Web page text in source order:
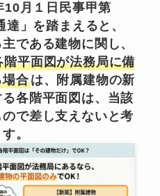
10月１日民事甲第
」を踏まえると、
である建物に関し、
平面図が法務局に備
場合は、附属建物の新
各階平面図は、当該
で差し支えないと考
。